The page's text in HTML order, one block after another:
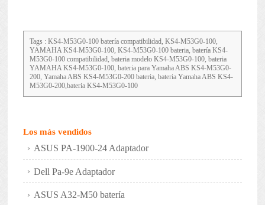
Tags : KS4-M53G0-100 batería compatibilidad, KS4-M53G0-100,
YAMAHA KS4-M53G0-100, KS4-M53G0-100 bateria, batería KS4-
M53G0-100 compatibilidad, bateria modelo KS4-M53G0-100, bateria
YAMAHA KS4-M53G0-100, bateria para Yamaha ABS KS4-M53G0-
200, Yamaha ABS KS4-M53G0-200 bateria, bateria Yamaha ABS KS4-
M53G0-200,bateria KS4-M53G0-100
Los más vendidos
ASUS PA-1900-24 Adaptador
Dell Pa-9e Adaptador
ASUS A32-M50 batería